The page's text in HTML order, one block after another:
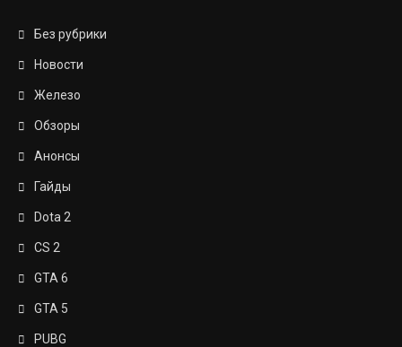
Без рубрики
Новости
Железо
Обзоры
Анонсы
Гайды
Dota 2
CS 2
GTA 6
GTA 5
PUBG